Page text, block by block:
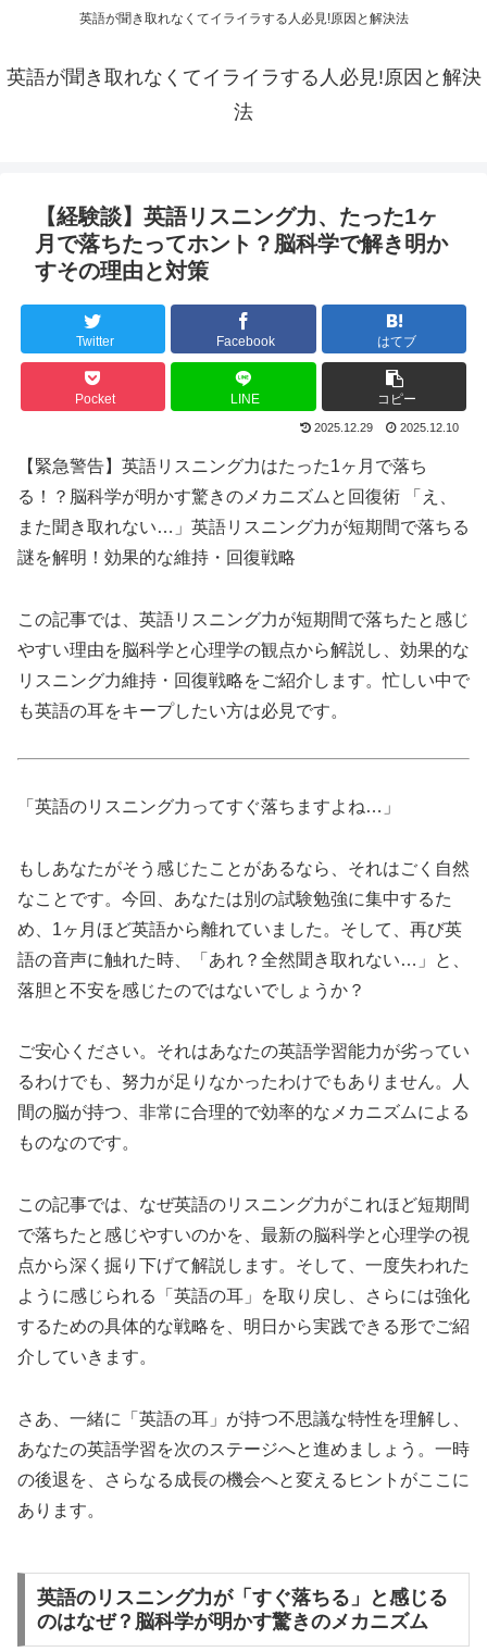
英語が聞き取れなくてイライラする人必見!原因と解決法
英語が聞き取れなくてイライラする人必見!原因と解決
法
【経験談】英語リスニング力、たった1ヶ
月で落ちたってホント？脳科学で解き明か
すその理由と対策
Twitter Facebook はてブ
Pocket LINE コピー
2025.12.29 2025.12.10
【緊急警告】英語リスニング力はたった1ヶ月で落ち
る！？脳科学が明かす驚きのメカニズムと回復術 「え、
また聞き取れない…」英語リスニング力が短期間で落ちる
謎を解明！効果的な維持・回復戦略
この記事では、英語リスニング力が短期間で落ちたと感じ
やすい理由を脳科学と心理学の観点から解説し、効果的な
リスニング力維持・回復戦略をご紹介します。忙しい中で
も英語の耳をキープしたい方は必見です。
「英語のリスニング力ってすぐ落ちますよね…」
もしあなたがそう感じたことがあるなら、それはごく自然
なことです。今回、あなたは別の試験勉強に集中するた
め、1ヶ月ほど英語から離れていました。そして、再び英
語の音声に触れた時、「あれ？全然聞き取れない…」と、
落胆と不安を感じたのではないでしょうか？
ご安心ください。それはあなたの英語学習能力が劣ってい
るわけでも、努力が足りなかったわけでもありません。人
間の脳が持つ、非常に合理的で効率的なメカニズムによる
ものなのです。
この記事では、なぜ英語のリスニング力がこれほど短期間
で落ちたと感じやすいのかを、最新の脳科学と心理学の視
点から深く掘り下げて解説します。そして、一度失われた
ように感じられる「英語の耳」を取り戻し、さらには強化
するための具体的な戦略を、明日から実践できる形でご紹
介していきます。
さあ、一緒に「英語の耳」が持つ不思議な特性を理解し、
あなたの英語学習を次のステージへと進めましょう。一時
の後退を、さらなる成長の機会へと変えるヒントがここに
あります。
英語のリスニング力が「すぐ落ちる」と感じる
のはなぜ？脳科学が明かす驚きのメカニズム